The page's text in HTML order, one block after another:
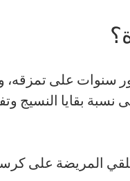
سنوات على تمزقه،
نسبة بقايا النسيج
المريضة على